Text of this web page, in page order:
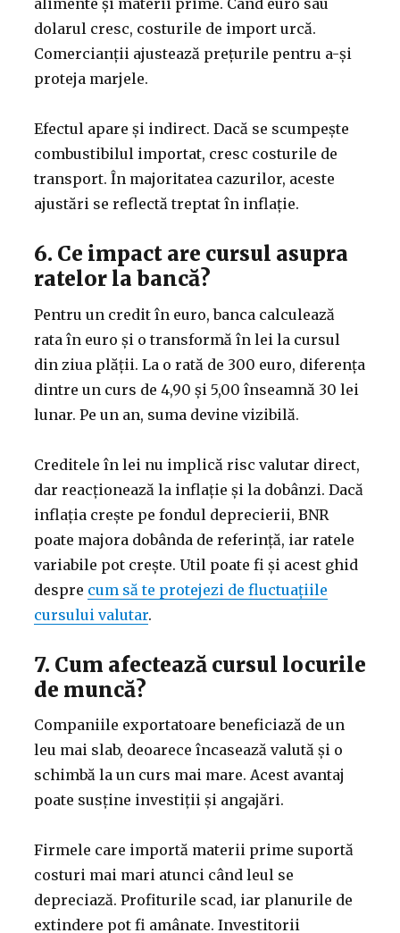
alimente și materii prime. Când euro sau
dolarul cresc, costurile de import urcă.
Comercianții ajustează prețurile pentru a-și
proteja marjele.
Efectul apare și indirect. Dacă se scumpește
combustibilul importat, cresc costurile de
transport. În majoritatea cazurilor, aceste
ajustări se reflectă treptat în inflație.
6. Ce impact are cursul asupra
ratelor la bancă?
Pentru un credit în euro, banca calculează
rata în euro și o transformă în lei la cursul
din ziua plății. La o rată de 300 euro, diferența
dintre un curs de 4,90 și 5,00 înseamnă 30 lei
lunar. Pe un an, suma devine vizibilă.
Creditele în lei nu implică risc valutar direct,
dar reacționează la inflație și la dobânzi. Dacă
inflația crește pe fondul deprecierii, BNR
poate majora dobânda de referință, iar ratele
variabile pot crește. Util poate fi și acest ghid
despre cum să te protejezi de fluctuațiile
cursului valutar.
7. Cum afectează cursul locurile
de muncă?
Companiile exportatoare beneficiază de un
leu mai slab, deoarece încasează valută și o
schimbă la un curs mai mare. Acest avantaj
poate susține investiții și angajări.
Firmele care importă materii prime suportă
costuri mai mari atunci când leul se
depreciază. Profiturile scad, iar planurile de
extindere pot fi amânate. Investitorii